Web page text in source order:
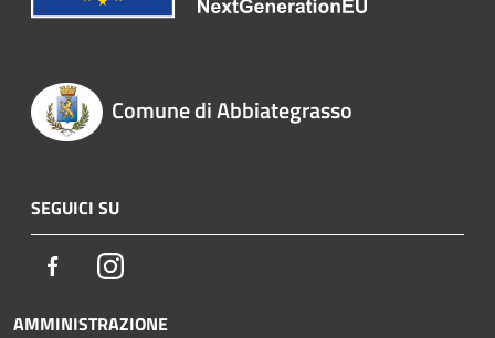
Comune di Abbiategrasso
SEGUICI SU
FacebookInstagram
AMMINISTRAZIONE